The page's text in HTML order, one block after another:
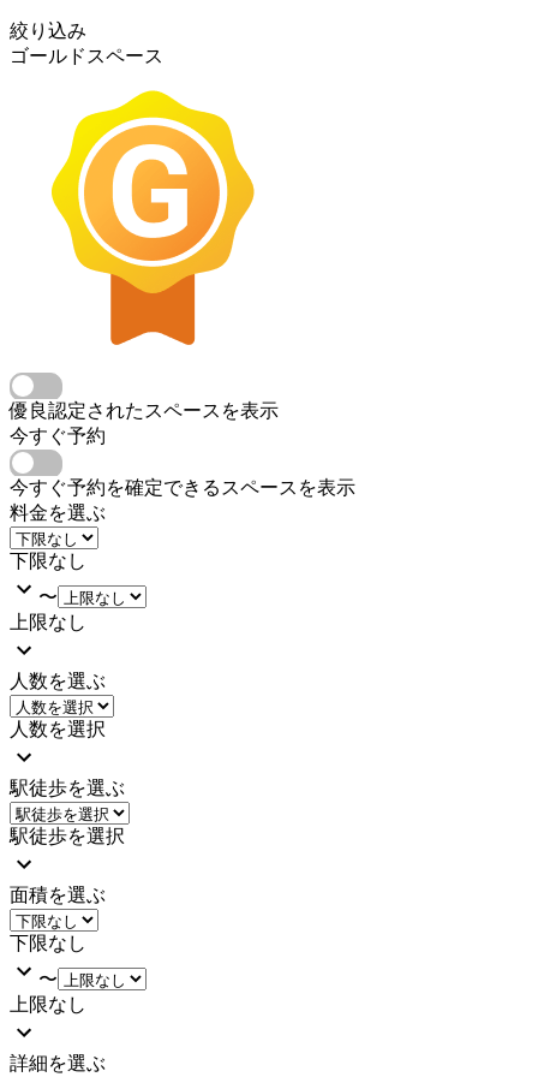
絞り込み
ゴールドスペース
優良認定されたスペースを表示
今すぐ予約
今すぐ予約を確定できるスペースを表示
料金を選ぶ
下限なし
〜
上限なし
人数を選ぶ
人数を選択
駅徒歩を選ぶ
駅徒歩を選択
面積を選ぶ
下限なし
〜
上限なし
詳細を選ぶ